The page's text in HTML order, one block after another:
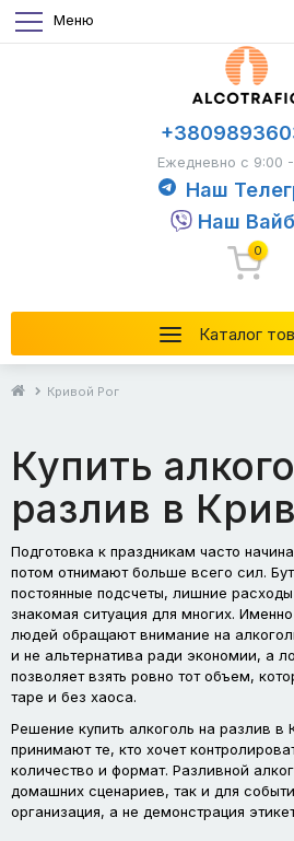
Меню
Каталог
Ежедневно с 9:00 -
Наш
Наш
0
Кривой Рог
Купить
разлив в
Подготовка к праздникам часто
потом отнимают больше всего сил.
постоянные подсчеты, лишние
знакомая ситуация для многих.
людей обращают внимание на
и не альтернатива ради экономии, а
позволяет взять ровно тот объем,
таре и без хаоса.
Решение купить алкоголь на разлив в
принимают те, кто хочет
количество и формат. Разливной
домашних сценариев, так и для
организация, а не демонстрация